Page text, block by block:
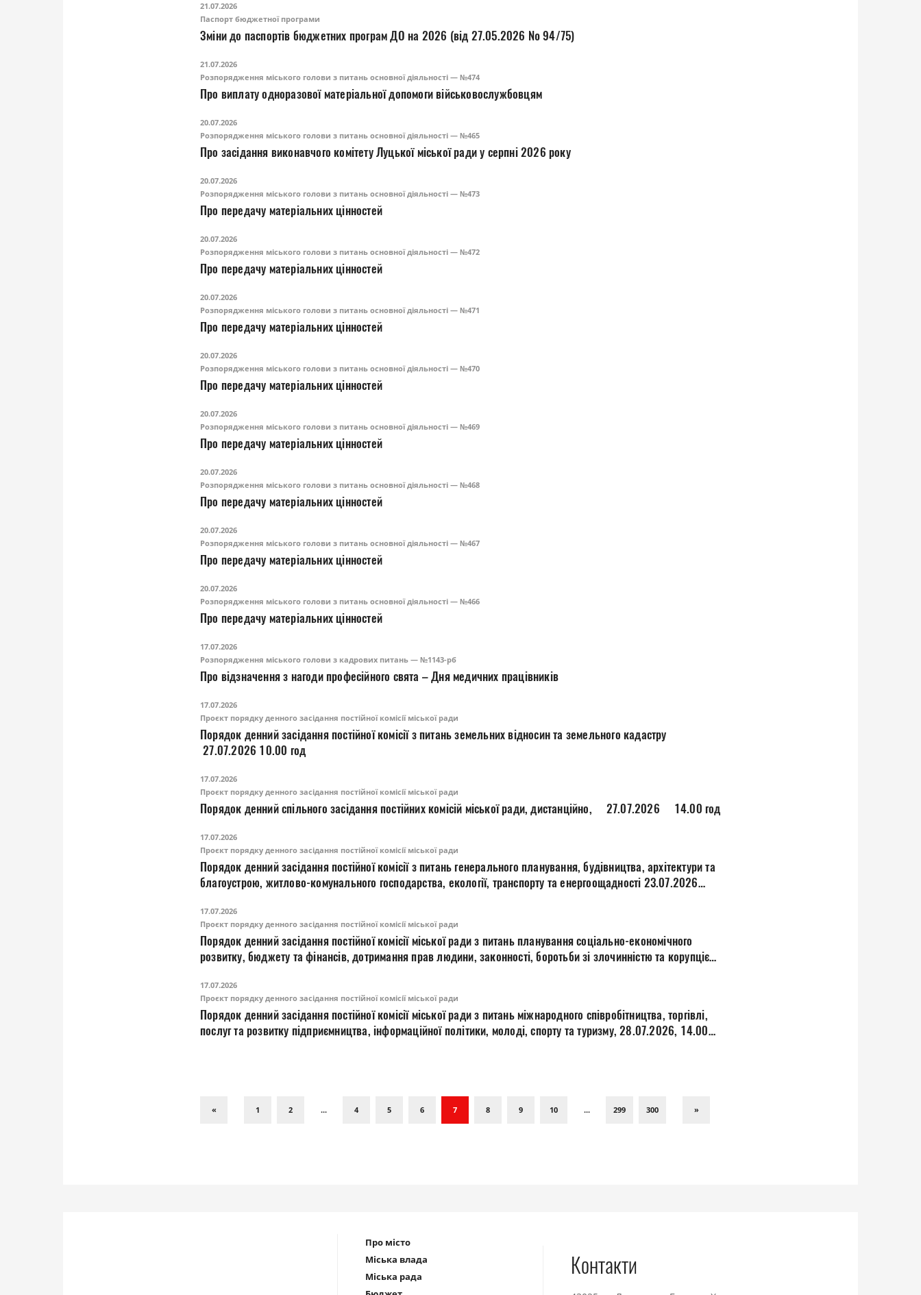
21.07.2026
Паспорт бюджетної програми
Зміни до паспортів бюджетних програм ДО на 2026 (від 27.05.2026 № 94/75)
21.07.2026
Розпорядження міського голови з питань основної діяльності — №474
Про виплату одноразової матеріальної допомоги військовослужбовцям
20.07.2026
Розпорядження міського голови з питань основної діяльності — №465
Про засідання виконавчого комітету Луцької міської ради у серпні 2026 року
20.07.2026
Розпорядження міського голови з питань основної діяльності — №473
Про передачу матеріальних цінностей
20.07.2026
Розпорядження міського голови з питань основної діяльності — №472
Про передачу матеріальних цінностей
20.07.2026
Розпорядження міського голови з питань основної діяльності — №471
Про передачу матеріальних цінностей
20.07.2026
Розпорядження міського голови з питань основної діяльності — №470
Про передачу матеріальних цінностей
20.07.2026
Розпорядження міського голови з питань основної діяльності — №469
Про передачу матеріальних цінностей
20.07.2026
Розпорядження міського голови з питань основної діяльності — №468
Про передачу матеріальних цінностей
20.07.2026
Розпорядження міського голови з питань основної діяльності — №467
Про передачу матеріальних цінностей
20.07.2026
Розпорядження міського голови з питань основної діяльності — №466
Про передачу матеріальних цінностей
17.07.2026
Розпорядження міського голови з кадрових питань — №1143-рб
Про відзначення з нагоди професійного свята – Дня медичних працівників
17.07.2026
Проєкт порядку денного засідання постійної комісії міської ради
Порядок денний засідання постійної комісії з питань земельних відносин та земельного кадастру
27.07.2026 10.00 год
17.07.2026
Проєкт порядку денного засідання постійної комісії міської ради
Порядок денний спільного засідання постійних комісій міської ради, дистанційно, 27.07.2026 14.00 год
17.07.2026
Проєкт порядку денного засідання постійної комісії міської ради
Порядок денний засідання постійної комісії з питань генерального планування, будівництва, архітектури та
благоустрою, житлово-комунального господарства, екології, транспорту та енергоощадності 23.07.2026
17.07.2026
Проєкт порядку денного засідання постійної комісії міської ради
Порядок денний засідання постійної комісії міської ради з питань планування соціально-економічного
розвитку, бюджету та фінансів, дотримання прав людини, законності, боротьби зі злочинністю та корупцією,
17.07.2026
Проєкт порядку денного засідання постійної комісії міської ради
Порядок денний засідання постійної комісії міської ради з питань міжнародного співробітництва, торгівлі,
послуг та розвитку підприємництва, інформаційної політики, молоді, спорту та туризму, 28.07.2026, 14.00
« 1 2 ... 4 5 6 7 8 9 10 ... 299 300 »
Про місто
Міська влада
Міська рада
Контакти